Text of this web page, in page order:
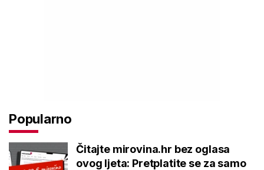
Popularno
Čitajte mirovina.hr bez oglasa
ovog ljeta: Pretplatite se za samo